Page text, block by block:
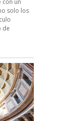
solo los
de